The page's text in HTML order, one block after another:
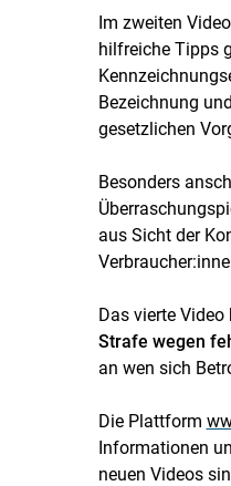
Im zweiten
hilfreiche Tipps
Bezeichnung
gesetzlichen
Besonders
aus Sicht der
Das vierte
Strafe wegen
an wen sich
Die Plattform
Informationen
neuen Videos